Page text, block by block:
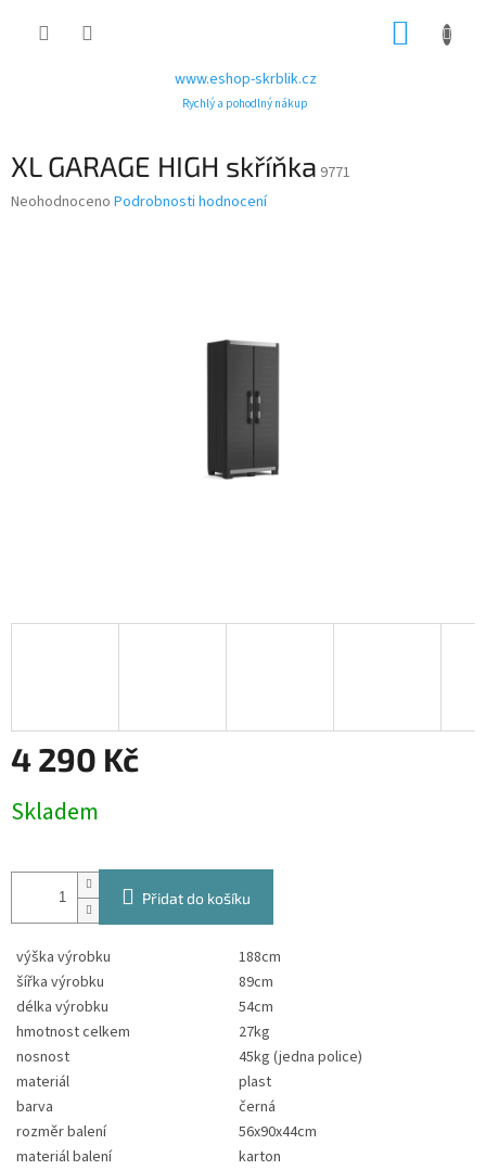
www.eshop-skrblik.cz
Rychlý a pohodlný nákup
XL GARAGE HIGH skříňka 9771
Průměrné
Neohodnoceno Podrobnosti hodnocení
4 290 Kč
cena:
Skladem
Přidat do košíku
výška výrobku
188cm
šířka výrobku
89cm
délka výrobku
54cm
hmotnost celkem
27kg
nosnost
45kg (jedna police)
materiál
plast
barva
černá
rozměr balení
56x90x44cm
materiál balení
karton